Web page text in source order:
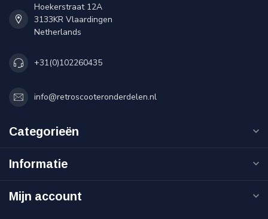
Hoekerstraat 12A
3133KR Vlaardingen
Netherlands
+31(0)102260435
info@retroscooteronderdelen.nl
Categorieën
Informatie
Mijn account